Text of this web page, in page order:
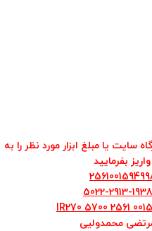
یا مبلغ ابزار مورد نظر را به
بفرمایید
IR270 5700 2561
محمدولیی